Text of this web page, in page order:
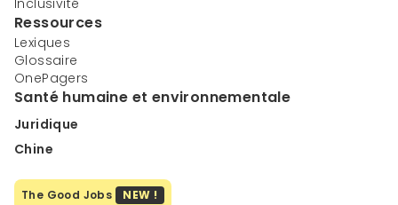
Inclusivité
Ressources
Lexiques
Glossaire
OnePagers
Santé humaine et environnementale
Juridique
Chine
The Good Jobs NEW !